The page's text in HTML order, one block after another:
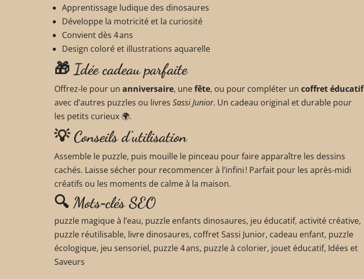
Apprentissage ludique des dinosaures
Développe la motricité et la curiosité
Convient dès 4 ans
Design coloré et illustrations aquarelle
🎁 Idée cadeau parfaite
Offrez‑le pour un anniversaire, unefête, ou pour compléter un coffret éducatif
avec d’autres puzzles ou livres Sassi Junior. Un cadeau original et durable pour
les petits curieux 🌍.
💡 Conseils d’utilisation
Assemble le puzzle, puis mouille le pinceau pour faire apparaître les dessins
cachés. Laisse sécher pour recommencer à l’infini ! Parfait pour les après‑midi
créatifs ou les moments de calme à la maison.
🔍 Mots‑clés SEO
puzzle magique à l’eau, puzzle enfants dinosaures, jeu éducatif, activité créative,
puzzle réutilisable, livre dinosaures, coffret Sassi Junior, cadeau enfant, puzzle
écologique, jeu sensoriel, puzzle 4 ans, puzzle à colorier, jouet éducatif, Idées et
Saveurs